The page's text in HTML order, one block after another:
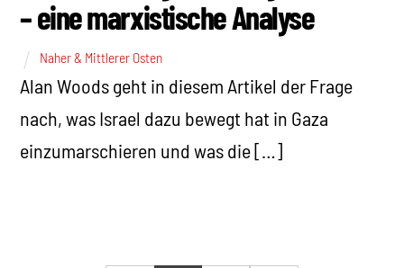
– eine marxistische Analyse
Naher & Mittlerer Osten
Alan Woods geht in diesem Artikel der Frage
nach, was Israel dazu bewegt hat in Gaza
einzumarschieren und was die […]